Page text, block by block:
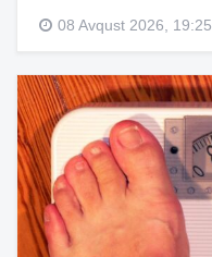
08 Avqust 2026, 19:25